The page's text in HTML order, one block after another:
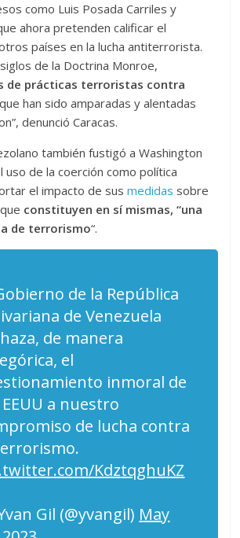
como Luis Posada Carriles y
ahora pretenden calificar el
países en la lucha antiterrorista.
de la Doctrina Monroe,
de prácticas terroristas contra
que han sido amparadas y alentadas
denunció Caracas.
también fustigó a Washington
uso de la coerción como política
el impacto de susmedidas sobre
constituyen en sí mismas, “una
de terrorismo“.
de la República
de Venezuela
de manera
el
inmoral de
a nuestro
de lucha contra
KdztqghuKZ
Gil (@yvangil) May